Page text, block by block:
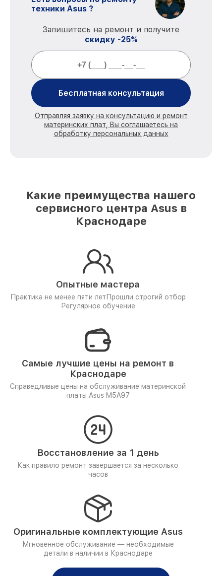
техники Asus ?
Запишитесь на ремонт и получите
скидку -25%
Бесплатная консультация
Отправляя заявку на консультацию и ремонт
материнских плат, Вы соглашаетесь на
обработку персональных данных
Какие преимущества нашего
сервисного центра Asus в
Краснодаре
Опытные мастера
Практика не менее пяти лет Прошли строгий отбор
Регулярное обучение
Самые лучшие цены на ремонт в
Краснодаре
Справедливые цены на обслуживание материнской
платы Asus M5A97
Восстановление за 1 день
Как правило ремонт завершается за несколько
часов
Оригинальные комплектующие Asus
Мгновенное обслуживание — необходимые
детали в наличии в Краснодаре